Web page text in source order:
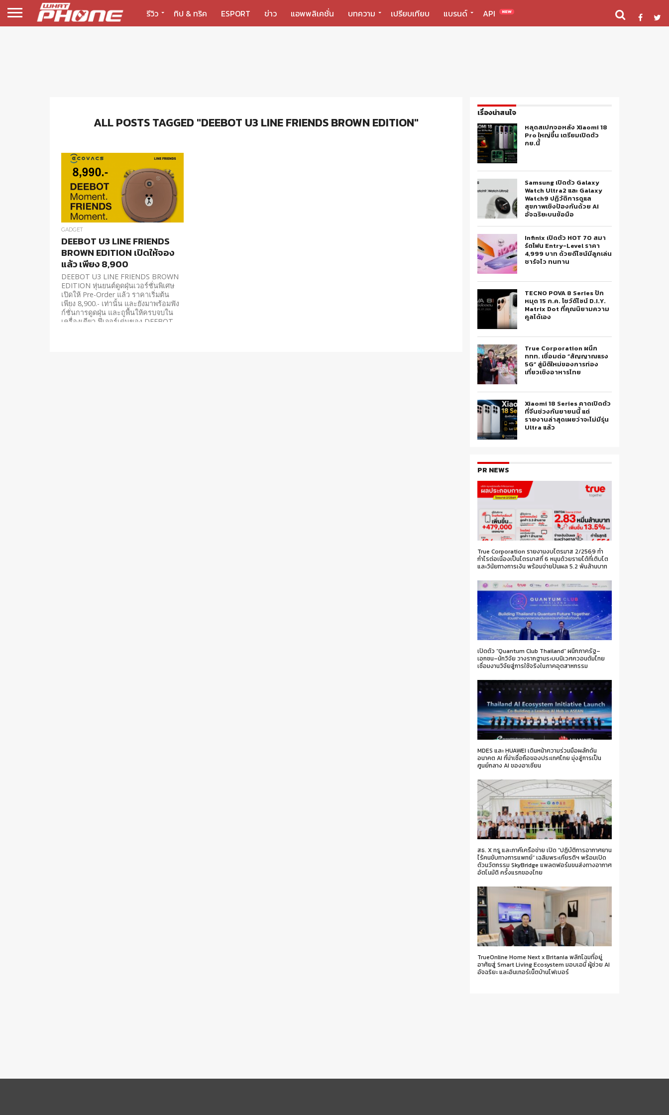
รีวิว ทิป & ทริค ESPORT ข่าว แอพพลิเคชั่น บทความ เปรียบเทียบ แบรนด์ API NEW
ALL POSTS TAGGED "DEEBOT U3 LINE FRIENDS BROWN EDITION"
GADGET
DEEBOT U3 LINE FRIENDS
BROWN EDITION เปิดให้จอง
แล้ว เพียง 8,900
DEEBOT U3 LINE FRIENDS BROWN
EDITION หุ่นยนต์ดูดฝุ่นเวอร์ชั่นพิเศษ
เปิดให้ Pre-Order แล้ว ราคาเริ่มต้น
เพียง 8,900.- เท่านั้น และยังมาพร้อมฟัง
ก์ชั่นการดูดฝุ่น และถูพื้นให้ครบจบใน
เครื่องเดียว ฟีเจอร์เด่นของ DEEBOT
เรื่องน่าสนใจ
หลุดสเปกจอหลัง Xiaomi 18
Pro ใหญ่ขึ้น เตรียมเปิดตัว
กย.นี้
Samsung เปิดตัว Galaxy
Watch Ultra2 และ Galaxy
Watch9 ปฏิวัติการดูแล
สุขภาพเชิงป้องกันด้วย AI
อัจฉริยะบนข้อมือ
Infinix เปิดตัว HOT 70 สมา
ร์ตโฟน Entry-Level ราคา
4,999 บาท ด้วยดีไซน์มีลูกเล่น
ชาร์จไว ทนทาน
TECNO POVA 8 Series ปัก
หมุด 15 ก.ค. โชว์ดีไซน์ D.I.Y.
Matrix Dot ที่คุณนิยามความ
คูลได้เอง
True Corporation ผนึก
ททท. เชื่อมต่อ “สัญญาณแรง
5G” สู่มิติใหม่ของการท่อง
เที่ยวเชิงอาหารไทย
Xiaomi 18 Series คาดเปิดตัว
ที่จีนช่วงกันยายนนี้ แต่
รายงานล่าสุดเผยว่าจะไม่มีรุ่น
Ultra แล้ว
PR NEWS
True Corporation รายงานงบไตรมาส 2/2569 ทำ
กำไรต่อเนื่องเป็นไตรมาสที่ 6 หนุนด้วยรายได้ที่เติบโต
และวินัยทางการเงิน พร้อมจ่ายปันผล 5.2 พันล้านบาท
เปิดตัว “Quantum Club Thailand” ผนึกภาครัฐ–
เอกชน–นักวิจัย วางรากฐานระบบนิเวศควอนตัมไทย
เชื่อมงานวิจัยสู่การใช้จริงในภาคอุตสาหกรรม
MDES และ HUAWEI เดินหน้าความร่วมมือผลักดัน
อนาคต AI ที่น่าเชื่อถือของประเทศไทย มุ่งสู่การเป็น
ศูนย์กลาง AI ของอาเซียน
สธ. X ทรู และภาคีเครือข่าย เปิด “ปฏิบัติการอากาศยาน
ไร้คนขับทางการแพทย์” เฉลิมพระเกียรติฯ พร้อมเปิด
ตัวนวัตกรรม SkyBridge แพลตฟอร์มขนส่งทางอากาศ
อัตโนมัติ ครั้งแรกของไทย
TrueOnline Home Next x Britania พลิกโฉมที่อยู่
อาศัยสู่ Smart Living Ecosystem มอบเอมี่ ผู้ช่วย AI
อัจฉริยะ และอินเทอร์เน็ตบ้านไฟเบอร์